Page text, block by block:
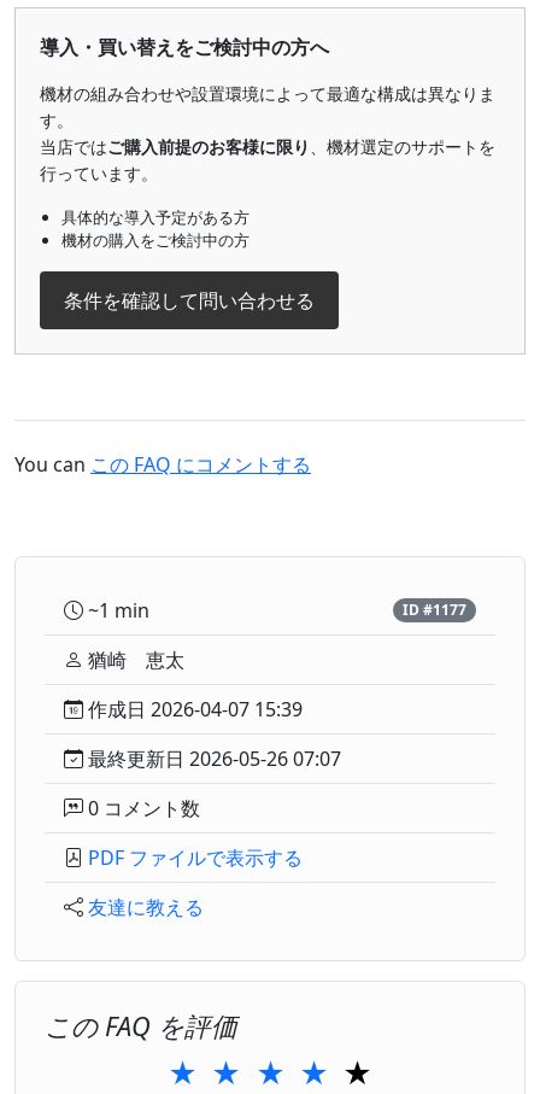
導入・買い替えをご検討中の方へ
機材の組み合わせや設置環境によって最適な構成は異なりま
す。
当店ではご購入前提のお客様に限り 、機材選定のサポートを
行っています。
具体的な導入予定がある方
機材の購入をご検討中の方
条件を確認して問い合わせる
You can この FAQ にコメントする
~1 min ID #1177
猶崎 恵太
作成日 2026-04-07 15:39
最終更新日 2026-05-26 07:07
0 コメント数
PDF ファイルで表示する
友達に教える
この FAQ を評価
★ ★ ★ ★ ★